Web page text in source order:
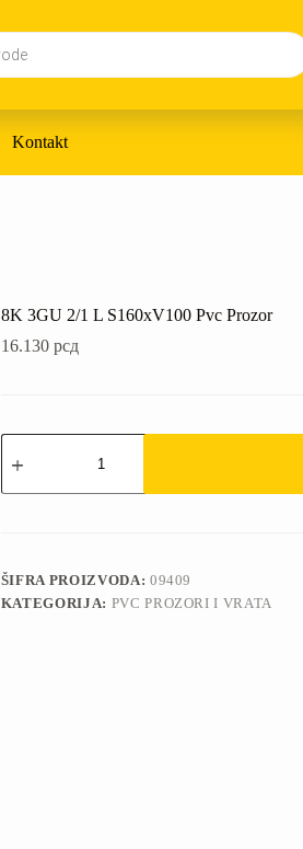
Kontakt
8K 3GU 2/1 L S160xV100 Pvc Prozor
16.130 рсд
8K
3GU
L
količina
ŠIFRA PROIZVODA: 09409
KATEGORIJA: PVC PROZORI I VRATA